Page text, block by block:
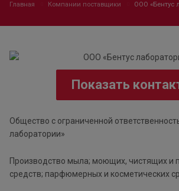
Главная Компании поставщики ООО «Бентус
Показать
Общество с ограниченной
лаборатории»
Производство мыла; моющих, чистящих и
средств; парфюмерных и косметических